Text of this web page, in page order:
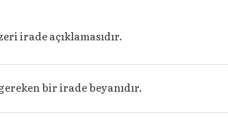
irade açıklamasıdır.
bir irade beyanıdır.